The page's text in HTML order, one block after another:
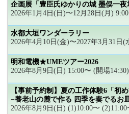
企画展「豊臣氏ゆかりの城 墨俣一夜
2026年1月4日(日)〜12月28日(月)
水都大垣ワンダーラリー
2026年4月10日(金)〜2027年3月31日(
明和電機★UMEツアー2026
2026年8月9日(日) 15:00〜 (開場14:30)
【事前予約制】夏の工作体験6「初
−養老山の麓で作る 四季を奏でるお
2026年8月9日(日) (1)10:00〜